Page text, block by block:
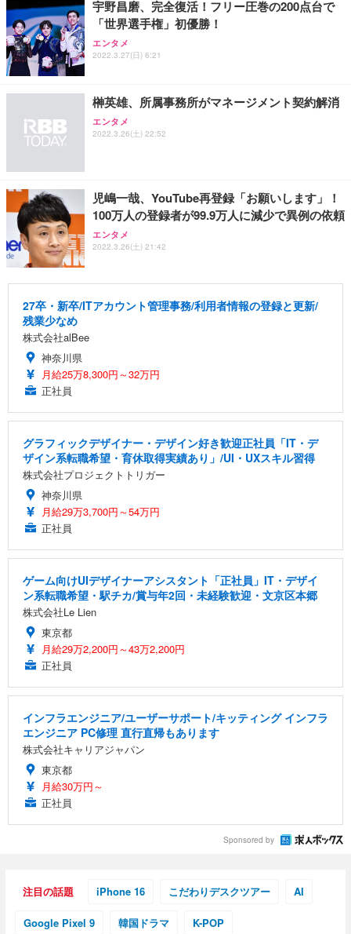
宇野昌磨、完全復活！フリー圧巻の200点台で
「世界選手権」初優勝！
エンタメ
2022.3.27(日) 6:21
榊英雄、所属事務所がマネージメント契約解消
エンタメ
2022.3.26(土) 22:52
児嶋一哉、YouTube再登録「お願いします」！
100万人の登録者が99.9万人に減少で異例の依頼
エンタメ
2022.3.26(土) 21:42
27卒・新卒/ITアカウント管理事務/利用者情報の登録と更新/
残業少なめ
株式会社alBee
神奈川県
月給25万8,300円～32万円
正社員
グラフィックデザイナー・デザイン好き歓迎正社員「IT・デ
ザイン系転職希望・育休取得実績あり」/UI・UXスキル習得
株式会社プロジェクトトリガー
神奈川県
月給29万3,700円～54万円
正社員
ゲーム向けUIデザイナーアシスタント「正社員」IT・デザイ
ン系転職希望・駅チカ/賞与年2回・未経験歓迎・文京区本郷
株式会社Le Lien
東京都
月給29万2,200円～43万2,200円
正社員
インフラエンジニア/ユーザーサポート/キッティング インフラ
エンジニア PC修理 直行直帰もあります
株式会社キャリアジャパン
東京都
月給30万円～
正社員
Sponsored by
注目の話題 iPhone 16 こだわりデスクツアー AI
Google Pixel 9 韓国ドラマ K-POP